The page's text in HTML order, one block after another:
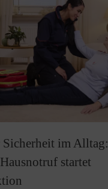
Sicherheit im Alltag:
startet